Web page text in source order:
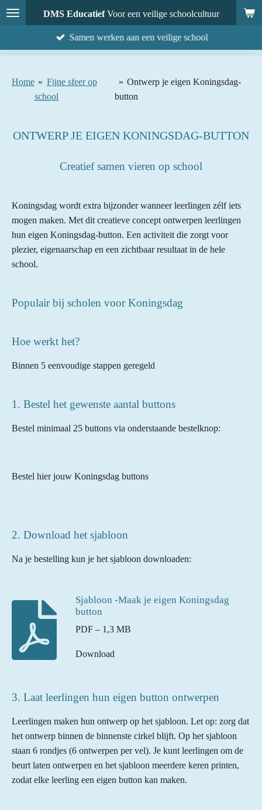
Ga
direct
DMS EducatiefVoor een veilige schoolcultuur
Samen werken aan een veilige school
Home » Fijne sfeer op
school
» Ontwerp je eigen Koningsdag-
button
ONTWERP JE EIGEN KONINGSDAG-BUTTON
Creatief samen vieren op school
Koningsdag wordt extra bijzonder wanneer leerlingen zélf iets
mogen maken. Met dit creatieve concept ontwerpen leerlingen
hun eigen Koningsdag-button. Een activiteit die zorgt voor
plezier, eigenaarschap en een zichtbaar resultaat in de hele
school.
Populair bij scholen voor Koningsdag
Hoe werkt het?
Binnen 5 eenvoudige stappen geregeld
1. Bestel het gewenste aantal buttons
Bestel minimaal 25 buttons via onderstaande bestelknop:
Bestel hier jouw Koningsdag buttons
2. Download het sjabloon
Na je bestelling kun je het sjabloon downloaden:
Sjabloon -Maak je eigen Koningsdag
button
PDF – 1,3 MB
Download
3. Laat leerlingen hun eigen button ontwerpen
Leerlingen maken hun ontwerp op het sjabloon. Let op: zorg dat
het ontwerp binnen de binnenste cirkel blijft. Op het sjabloon
staan 6 rondjes (6 ontwerpen per vel). Je kunt leerlingen om de
beurt laten ontwerpen en het sjabloon meerdere keren printen,
zodat elke leerling een eigen button kan maken.